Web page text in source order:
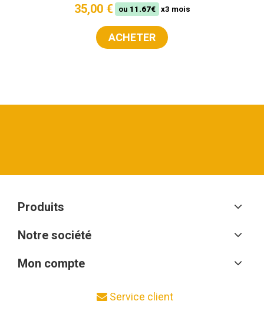
35,00 € ou 11.67€ x3 mois
ACHETER
Produits
Notre société
Mon compte
Service client